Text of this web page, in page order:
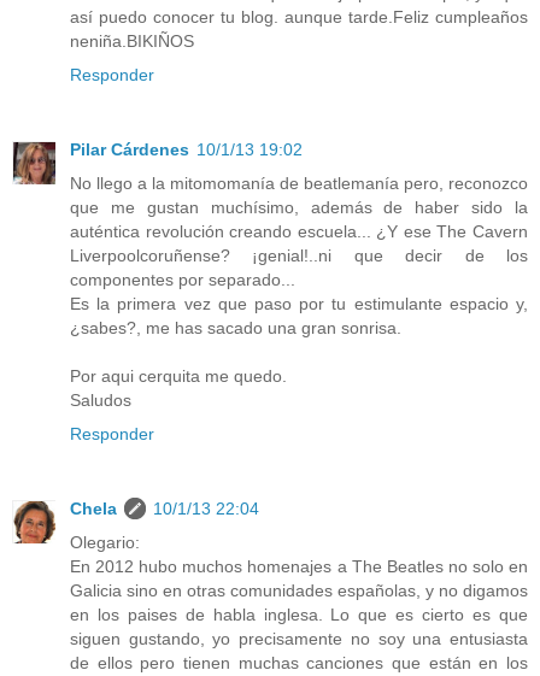
así puedo conocer tu blog. aunque tarde.Feliz cumpleaños
neniña.BIKIÑOS
Responder
Pilar Cárdenes 10/1/13 19:02
No llego a la mitomomanía de beatlemanía pero, reconozco
que me gustan muchísimo, además de haber sido la
auténtica revolución creando escuela... ¿Y ese The Cavern
Liverpoolcoruñense? ¡genial!..ni que decir de los
componentes por separado...
Es la primera vez que paso por tu estimulante espacio y,
¿sabes?, me has sacado una gran sonrisa.
Por aqui cerquita me quedo.
Saludos
Responder
Chela
10/1/13 22:04
Olegario:
En 2012 hubo muchos homenajes a The Beatles no solo en
Galicia sino en otras comunidades españolas, y no digamos
en los paises de habla inglesa. Lo que es cierto es que
siguen gustando, yo precisamente no soy una entusiasta
de ellos pero tienen muchas canciones que están en los